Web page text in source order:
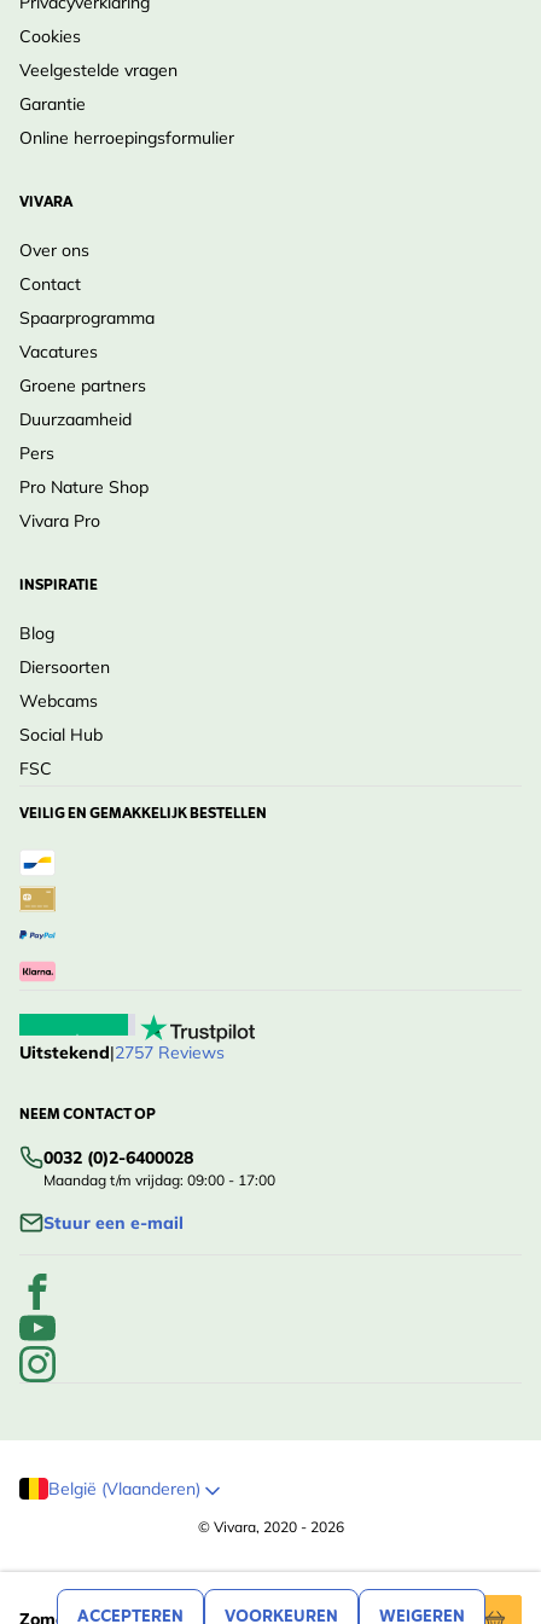
ACCEPTEREN VOORKEUREN WEIGEREN
Zomeraster Blue Star (biologisch)
vruchtbare grond.
• Onderhoud
voor doorbloei; in het voorjaar oude stengels
verwijderen.
rust tot de lente.
worden vermeerderd.
Geniet van zachtblauwe nazomerbloei met
Zomeraster ‘Blue Star’ – Bestel nu!
Cookies
Veelgestelde vragen
Garantie
Online herroepingsformulier
VIVARA
Over ons
Contact
Spaarprogramma
Vacatures
Groene partners
Duurzaamheid
Pers
Pro Nature Shop
Vivara Pro
INSPIRATIE
Blog
Diersoorten
Webcams
Social Hub
FSC
VEILIG EN GEMAKKELIJK BESTELLEN
Uitstekend|2757 Reviews
NEEM CONTACT OP
0032 (0)2-6400028
Maandag t/m vrijdag: 09:00 - 17:00
Stuur een e-mail
België (Vlaanderen)
© Vivara, 2020 - 2026